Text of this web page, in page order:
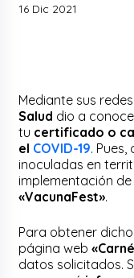
16 Dic 2021
Mediante sus
Salud dio a
tu certificado o
el COVID-19.
inoculadas en
implementación de
«VacunaFest».
Para obtener
página web
datos solicitados.